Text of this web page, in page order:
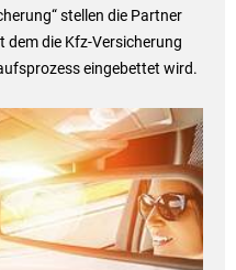
stellen die Partner
dem die Kfz-Versicherung
eingebettet wird.